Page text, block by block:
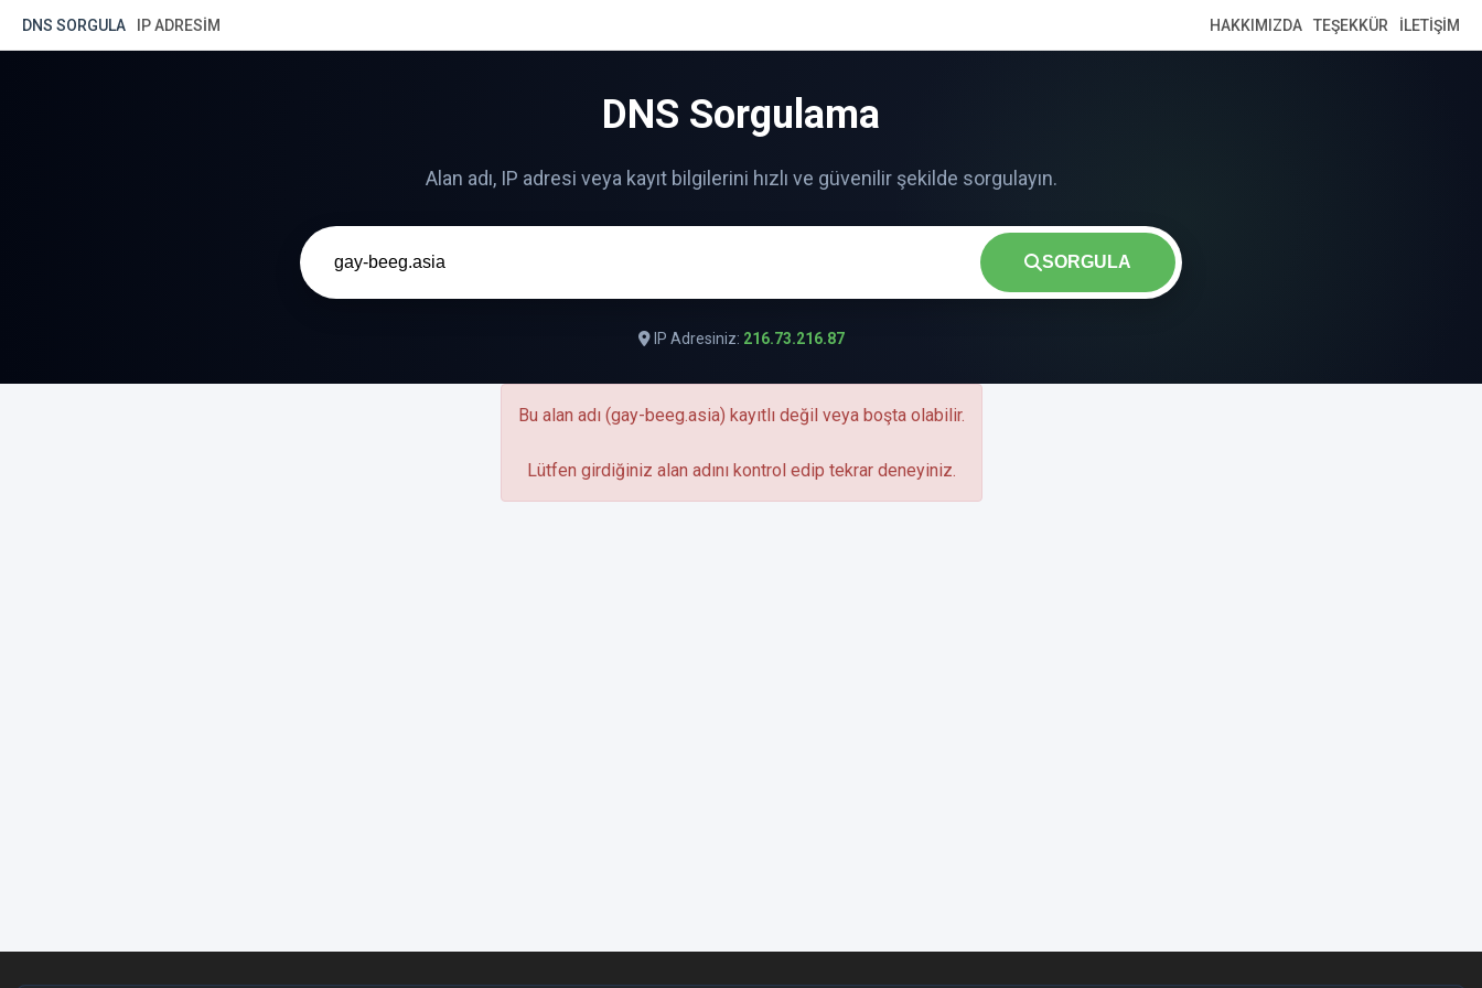
DNS SORGULA IP ADRESIM HAKKIMIZDA TEŞEKKÜR İLETIŞIM
DNS Sorgulama
SORGULA
IP Adresiniz: 216.73.216.87
Bu alan adı (gay-beeg.asia) kayıtlı değil veya boşta olabilir.
Lütfen girdiğiniz alan adını kontrol edip tekrar deneyiniz.